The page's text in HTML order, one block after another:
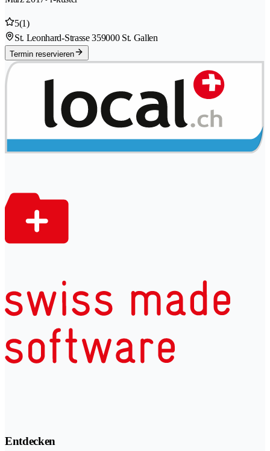
5(1)
St. Leonhard-Strasse 359000 St. Gallen
Termin reservieren
Entdecken